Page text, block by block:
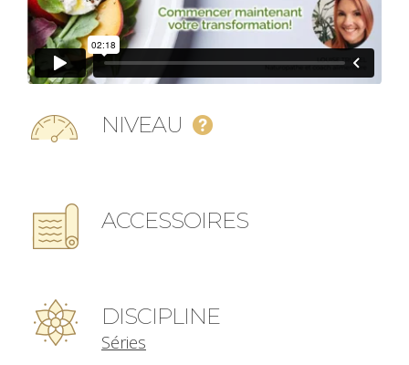
NIVEAU
ACCESSOIRES
DISCIPLINE
Séries